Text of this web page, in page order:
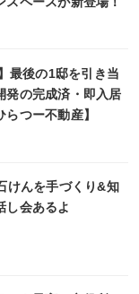
最後の1邸を引き当
発の完成済・即入居
つー不動産】
けんを手づくり&知
し会あるよ